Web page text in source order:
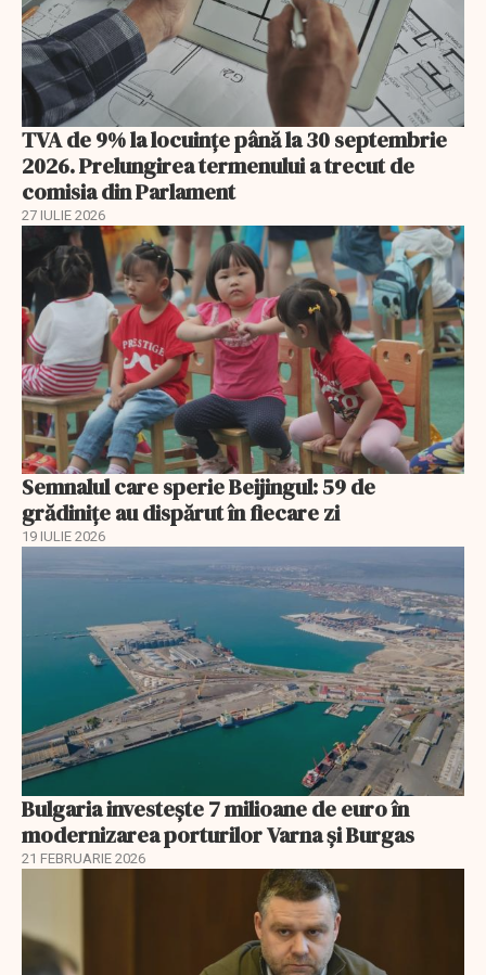
TVA de 9% la locuințe până la 30 septembrie
2026. Prelungirea termenului a trecut de
comisia din Parlament
27 IULIE 2026
Semnalul care sperie Beijingul: 59 de
grădinițe au dispărut în fiecare zi
19 IULIE 2026
Bulgaria investește 7 milioane de euro în
modernizarea porturilor Varna și Burgas
21 FEBRUARIE 2026